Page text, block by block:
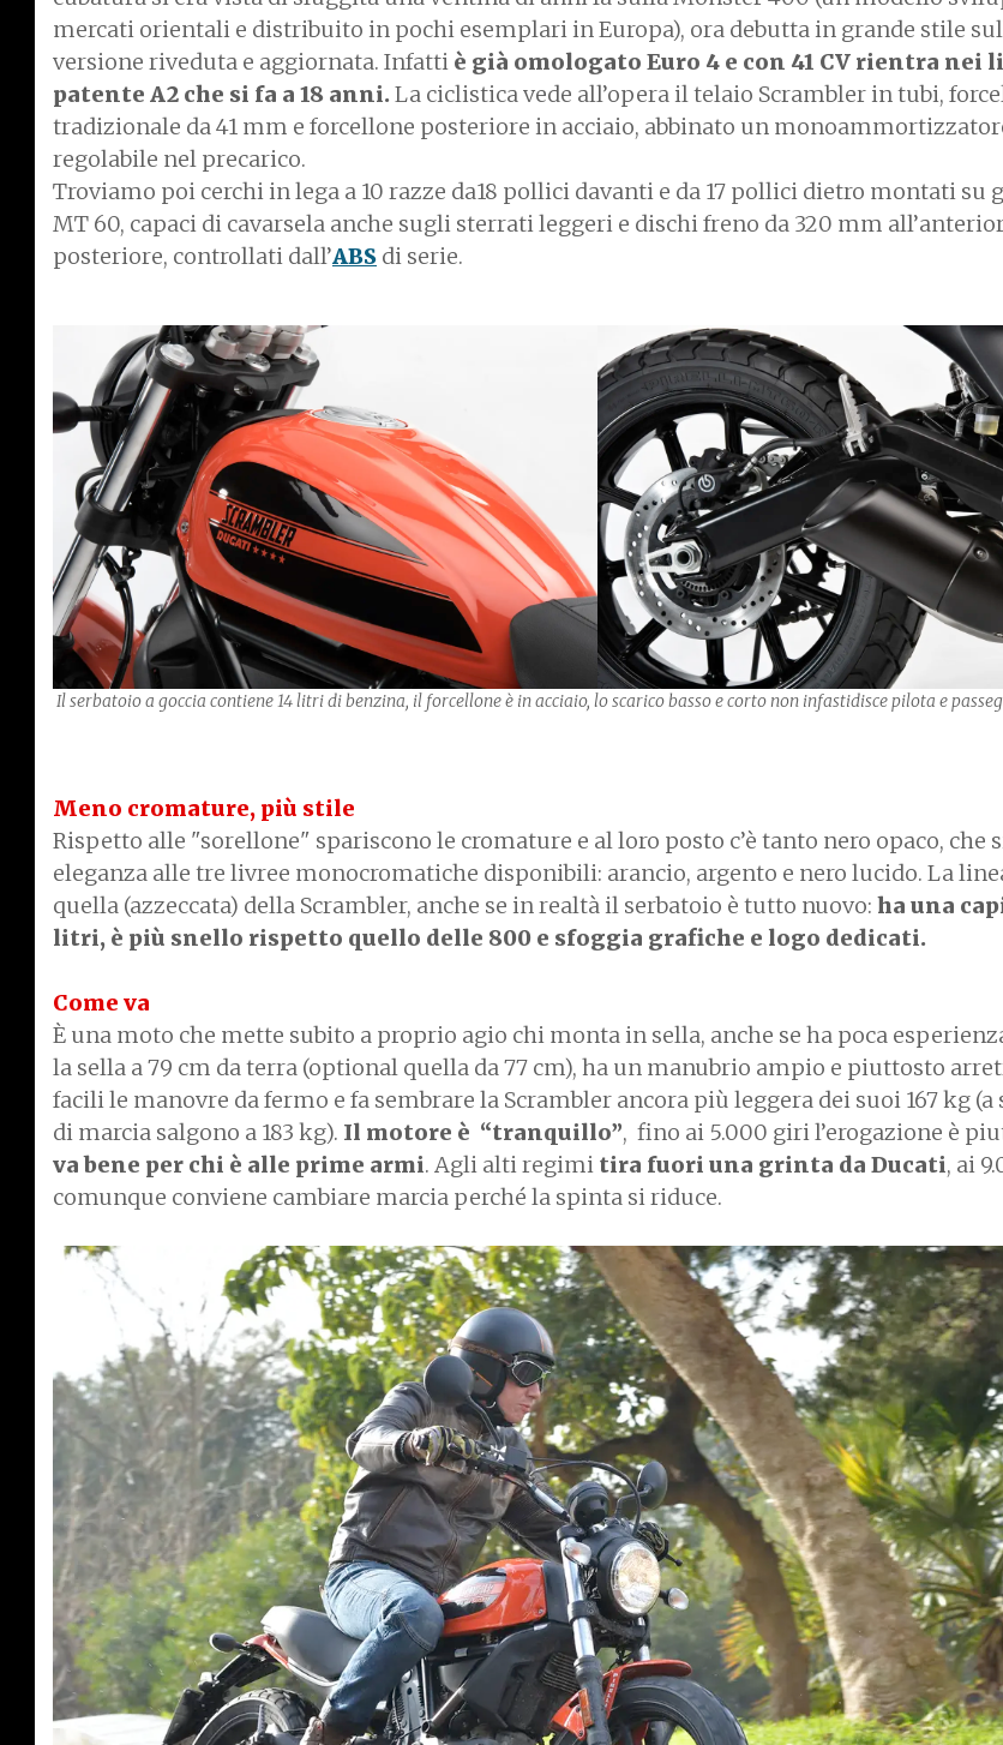
mercati orientali e distribuito in pochi esemplari in Europa), ora debutta in grande stile
versione riveduta e aggiornata. Infatti è già omologato Euro 4 e con 41 CV rientra nei
patente A2 che si fa a 18 anni. La ciclistica vede all’opera il telaio Scrambler in tubi,
tradizionale da 41 mm e forcellone posteriore in acciaio, abbinato un
regolabile nel precarico.
Troviamo poi cerchi in lega a 10 razze da18 pollici davanti e da 17 pollici dietro montati su
MT 60, capaci di cavarsela anche sugli sterrati leggeri e dischi freno da 320 mm
posteriore, controllati dall’ABS di serie.
Il serbatoio a goccia contiene 14 litri di benzina, il forcellone è in acciaio, lo scarico basso e corto non infastidisce pilota e
Meno cromature, più stile
Rispetto alle "sorellone" spariscono le cromature e al loro posto c’è tanto nero opaco, che
eleganza alle tre livree monocromatiche disponibili: arancio, argento e nero lucido. La
quella (azzeccata) della Scrambler, anche se in realtà il serbatoio è tutto nuovo: ha una
litri, è più snello rispetto quello delle 800 e sfoggia grafiche e logo dedicati.
Come va
È una moto che mette subito a proprio agio chi monta in sella, anche se ha poca
la sella a 79 cm da terra (optional quella da 77 cm), ha un manubrio ampio e piuttosto
facili le manovre da fermo e fa sembrare la Scrambler ancora più leggera dei suoi 167 kg (a
di marcia salgono a 183 kg). Il motore è “tranquillo”, fino ai 5.000 giri l’erogazione è
va bene per chi è alle prime armi. Agli alti regimi tira fuori una grinta da Ducati, ai
comunque conviene cambiare marcia perché la spinta si riduce.